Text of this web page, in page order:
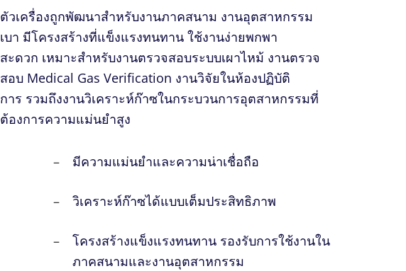
ตัวเครื่องถูกพัฒนาสำหรับงานภาคสนาม งานอุตสาหกรรม
เบา มีโครงสร้างที่แข็งแรงทนทาน ใช้งานง่ายพกพา
สะดวก เหมาะสำหรับงานตรวจสอบระบบเผาไหม้ งานตรวจ
สอบMedical Gas Verification งานวิจัยในห้องปฏิบัติ
การ รวมถึงงานวิเคราะห์ก๊าซในกระบวนการอุตสาหกรรมที่
ต้องการความแม่นยำสูง
มีความแม่นยำและความน่าเชื่อถือ
วิเคราะห์ก๊าซได้แบบเต็มประสิทธิภาพ
โครงสร้างแข็งแรงทนทาน รองรับการใช้งานใน
ภาคสนามและงานอุตสาหกรรม